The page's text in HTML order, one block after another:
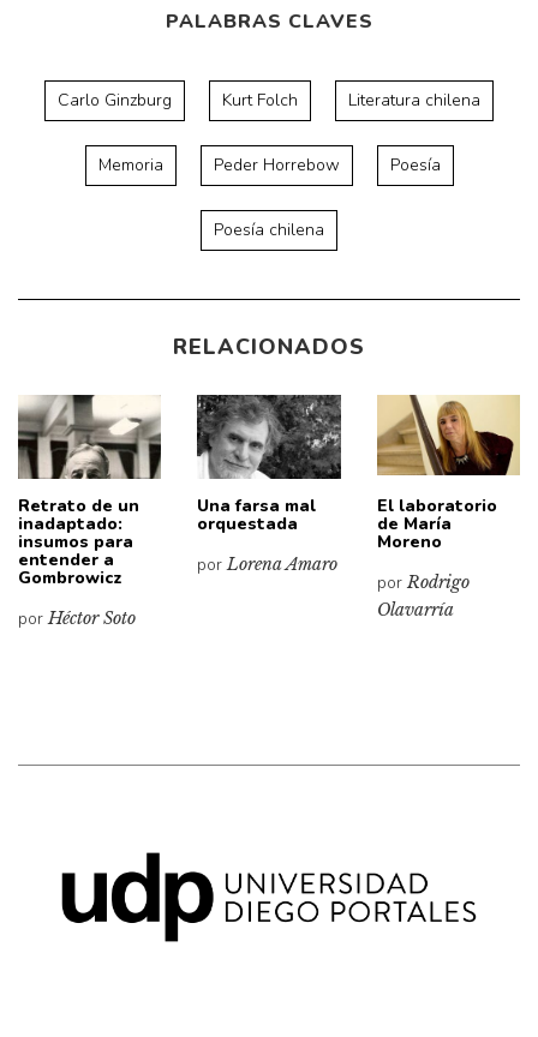
PALABRAS CLAVES
Carlo Ginzburg Kurt Folch Literatura chilena
Memoria Peder Horrebow Poesía
Poesía chilena
RELACIONADOS
Retrato de un
inadaptado:
insumos para
entender a
Gombrowicz
porHéctor Soto
Una farsa mal
orquestada
porLorena Amaro
El laboratorio
de María
Moreno
porRodrigo
Olavarría